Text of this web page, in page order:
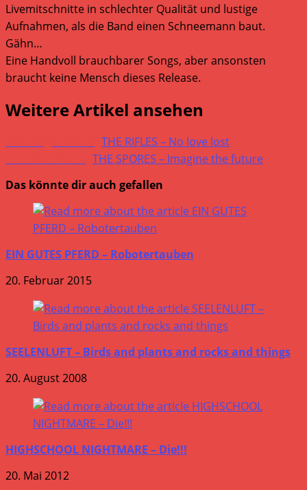
Livemitschnitte in schlechter Qualität und lustige
Aufnahmen, als die Band einen Schneemann baut.
Gähn…
Eine Handvoll brauchbarer Songs, aber ansonsten
braucht keine Mensch dieses Release.
Weitere Artikel ansehen
THE RIFLES – No love lost
THE SPORES – Imagine the future
Das könnte dir auch gefallen
EIN GUTES PFERD – Robotertauben
20. Februar 2015
SEELENLUFT – Birds and plants and rocks and things
20. August 2008
HIGHSCHOOL NIGHTMARE – Die!!!
20. Mai 2012